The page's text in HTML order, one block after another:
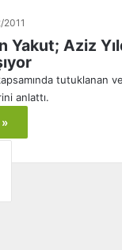
2011
Aziz
tutuklanan
anlattı.